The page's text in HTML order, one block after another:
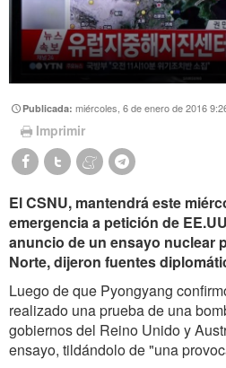
Publicada:miércoles, 6 de enero de 2016
Imprimir
El CSNU, mantendrá este
emergencia a petición de
anuncio de un ensayo nuclear
Norte, dijeron fuentes
Luego de que Pyongyang
realizado una prueba de una
gobiernos del Reino Unido y
ensayo, tildándolo de "una